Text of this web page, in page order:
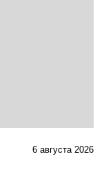
6 августа 2026